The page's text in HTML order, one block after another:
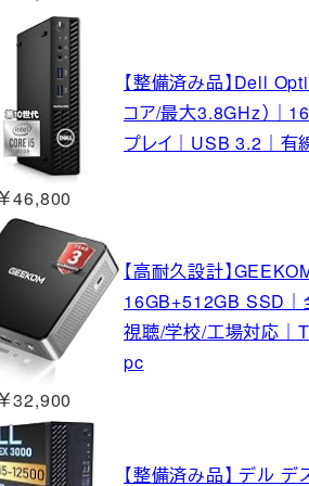
46,800
【整備済み品】Dell
コア/最大3.8GHz）｜
プレイ｜USB 3.2｜
32,900
【高耐久設計】
16GB+512GB SSD｜
視聴/学校/工場対応｜
pc
【整備済み品】 デル